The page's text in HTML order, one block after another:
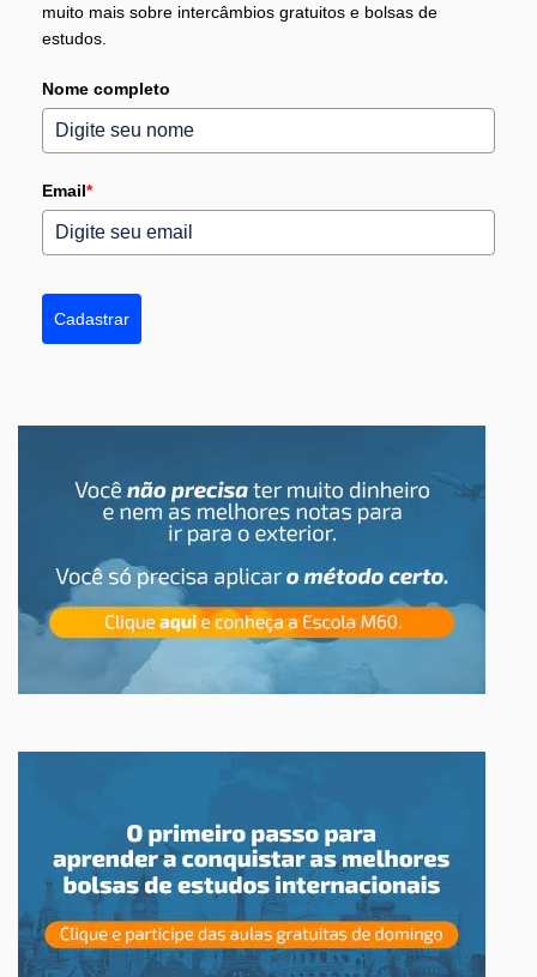
muito mais sobre intercâmbios gratuitos e bolsas de
estudos.
Nome completo
Email*
Cadastrar